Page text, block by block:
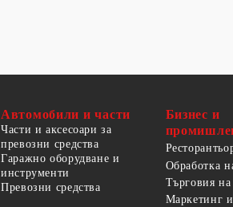
Автомобили и части
Части и аксесоари за
превозни средства
Гаражно оборудване и
инструменти
Превозни средства
Бизнес и
Обработка
Търговия
Маркетинг